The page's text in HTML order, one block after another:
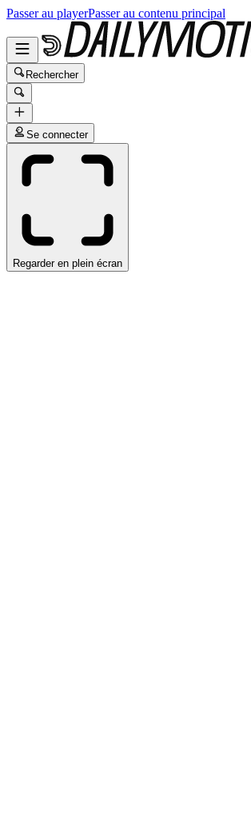
Passer au playerPasser au contenu principal
Rechercher
Se connecter
Regarder en plein écran